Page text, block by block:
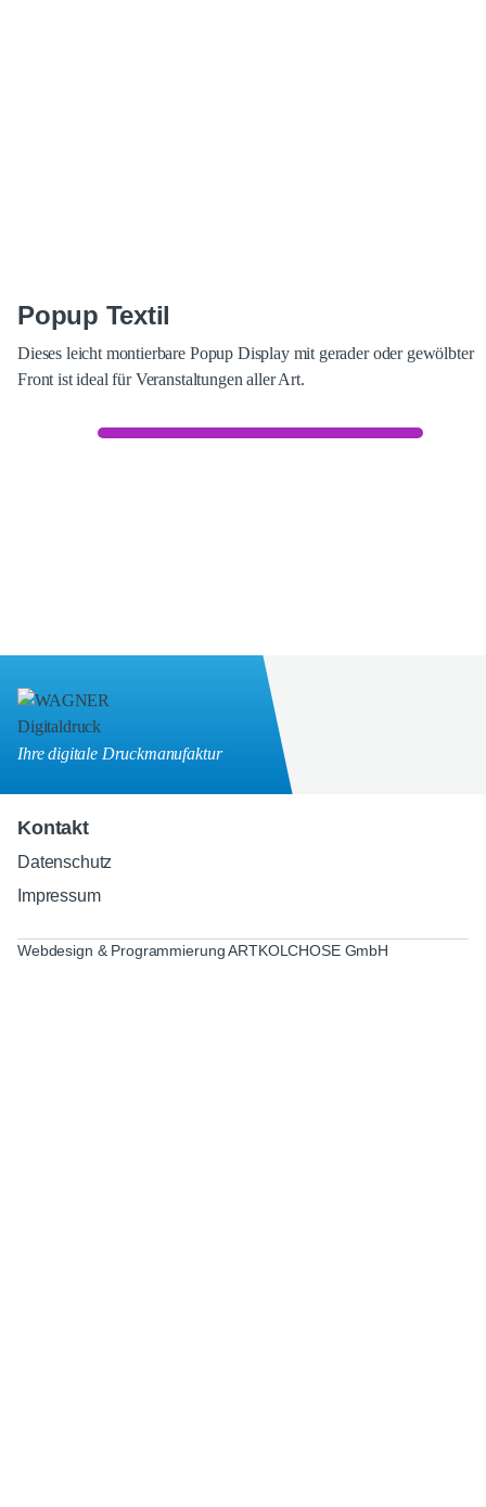
Popup Textil
Dieses leicht montierbare Popup Display mit gerader oder gewölbter
Front ist ideal für Veranstaltungen aller Art.
Ihre digitale Druckmanufaktur
Kontakt
Datenschutz
Impressum
Webdesign & Programmierung ARTKOLCHOSE GmbH